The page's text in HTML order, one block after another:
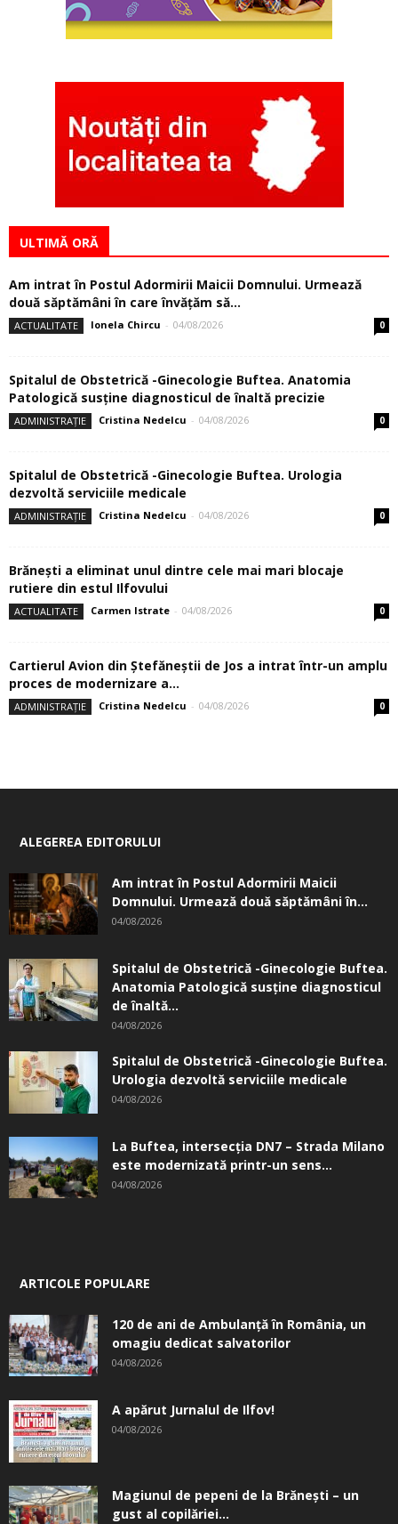
ULTIMĂ ORĂ
Am intrat în Postul Adormirii Maicii Domnului. Urmează
două săptămâni în care învăţăm să...
ACTUALITATE Ionela Chircu - 04/08/2026 0
Spitalul de Obstetrică -Ginecologie Buftea. Anatomia
Patologică susţine diagnosticul de înaltă precizie
ADMINISTRAȚIE Cristina Nedelcu - 04/08/2026 0
Spitalul de Obstetrică -Ginecologie Buftea. Urologia
dezvoltă serviciile medicale
ADMINISTRAȚIE Cristina Nedelcu - 04/08/2026 0
Brănești a eliminat unul dintre cele mai mari blocaje
rutiere din estul Ilfovului
ACTUALITATE Carmen Istrate - 04/08/2026 0
Cartierul Avion din Ştefăneştii de Jos a intrat într-un amplu
proces de modernizare a...
ADMINISTRAȚIE Cristina Nedelcu - 04/08/2026 0
ALEGEREA EDITORULUI
Am intrat în Postul Adormirii Maicii
Domnului. Urmează două săptămâni în...
04/08/2026
Spitalul de Obstetrică -Ginecologie Buftea.
Anatomia Patologică susţine diagnosticul
de înaltă...
04/08/2026
Spitalul de Obstetrică -Ginecologie Buftea.
Urologia dezvoltă serviciile medicale
04/08/2026
La Buftea, intersecţia DN7 – Strada Milano
este modernizată printr-un sens...
04/08/2026
ARTICOLE POPULARE
120 de ani de Ambulanță în România, un
omagiu dedicat salvatorilor
04/08/2026
A apărut Jurnalul de Ilfov!
04/08/2026
Magiunul de pepeni de la Brăneşti – un
gust al copilăriei...